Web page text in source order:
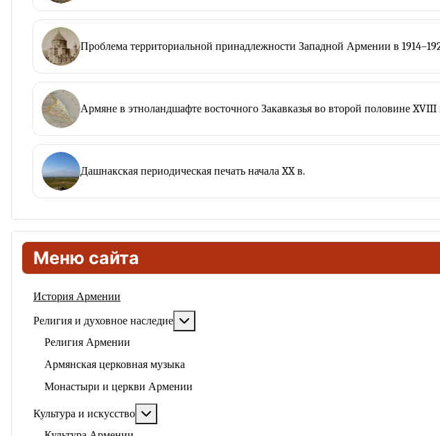
Меню сайта
История Армении
Религия и духовное наследие
Религия Армении
Армянская церковная музыка
Монастыри и церкви Армении
Культура и искусство
Проблема территориальной принадлежности Западной Армении в
Армяне в этноландшафте восточного Закавказья во второй половине XVIII
Дашнакская периодическая печать начала XX в.